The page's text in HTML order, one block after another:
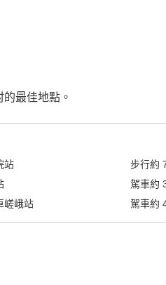
最佳地點。
站 步行約
駕車約
嵯峨站
駕車約